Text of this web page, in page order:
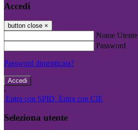
Accedi
button close ×
Nome Utente
Password
Password dimenticata?
-
Entra con SPID Entra con CIE
Seleziona utente